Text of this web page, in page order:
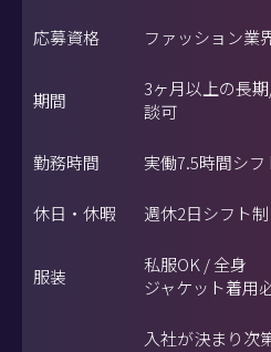
応募資格 ファッション業
期間
3ヶ月以上の長
談可
勤務時間 実働7.5時間シフ
休日・休暇 週休2日シフト制
服装
私服OK / 全身
ジャケット着用
入社が決まり次